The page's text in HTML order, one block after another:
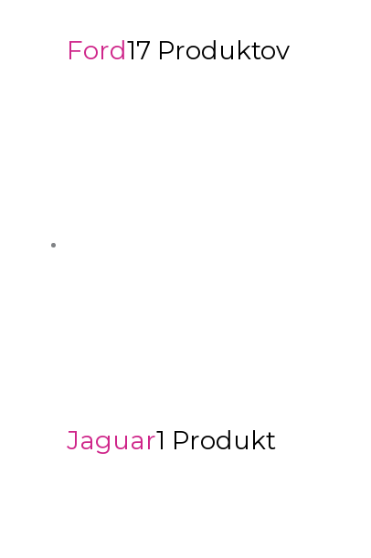
Ford17 Produktov
Jaguar1 Produkt